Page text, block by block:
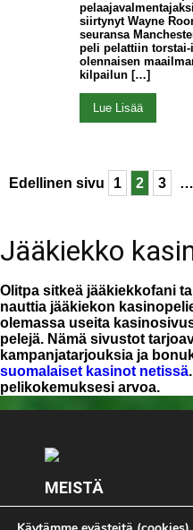
siirtynyt Wayne
seuransa
peli pelattiin
olennaisen
kilpailun […]
Lue Lisää
Edellinen sivu 1 2 3 …
Jääkiekko
Olitpa sitkeä jääkiekkofani
nauttia jääkiekon
olemassa useita
pelejä. Nämä sivustot
kampanjatarjouksia ja
suomalaiset kasinot netissä
pelikokemuksesi arvoa.
MEISTÄ